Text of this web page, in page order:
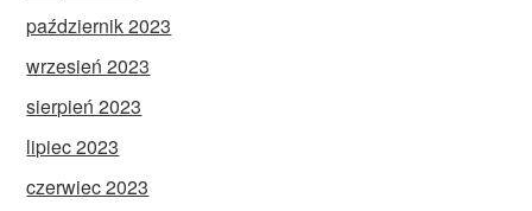
październik 2023
wrzesień 2023
sierpień 2023
lipiec 2023
czerwiec 2023